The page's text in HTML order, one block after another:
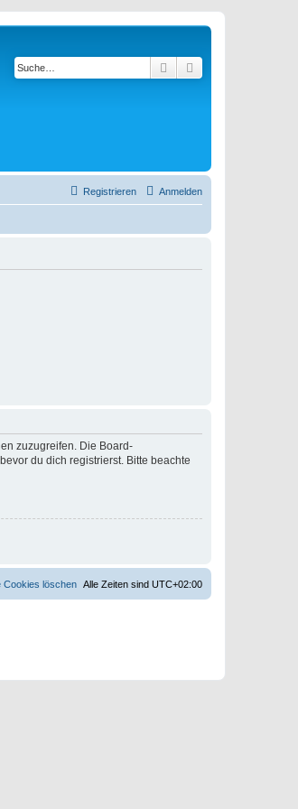
Suche
Anmelden
Registrieren
zuzugreifen. Die Board-
du dich registrierst. Bitte beachte
Alle Zeiten sind UTC+02:00
Cookies löschen